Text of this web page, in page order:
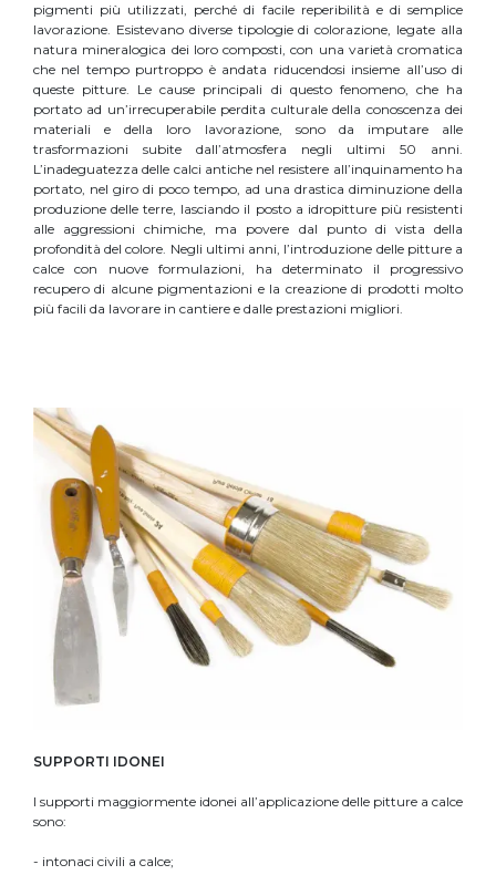
pigmenti più utilizzati, perché di facile reperibilità e di semplice
lavorazione. Esistevano diverse tipologie di colorazione, legate alla
natura mineralogica dei loro composti, con una varietà cromatica
che nel tempo purtroppo è andata riducendosi insieme all’uso di
queste pitture. Le cause principali di questo fenomeno, che ha
portato ad un’irrecuperabile perdita culturale della conoscenza dei
materiali e della loro lavorazione, sono da imputare alle
trasformazioni subite dall’atmosfera negli ultimi 50 anni.
L’inadeguatezza delle calci antiche nel resistere all’inquinamento ha
portato, nel giro di poco tempo, ad una drastica diminuzione della
produzione delle terre, lasciando il posto a idropitture più resistenti
alle aggressioni chimiche, ma povere dal punto di vista della
profondità del colore. Negli ultimi anni, l’introduzione delle pitture a
calce con nuove formulazioni, ha determinato il progressivo
recupero di alcune pigmentazioni e la creazione di prodotti molto
più facili da lavorare in cantiere e dalle prestazioni migliori.
SUPPORTI IDONEI
I supporti maggiormente idonei all’applicazione delle pitture a calce
sono:
- intonaci civili a calce;